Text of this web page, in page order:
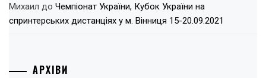
Михаил до Чемпіонат України, Кубок України на
спринтерських дистанціях у м. Вінниця 15-20.09.2021
АРХІВИ